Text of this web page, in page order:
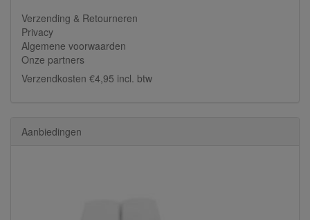
Verzending & Retourneren
Privacy
Algemene voorwaarden
Onze partners
Verzendkosten €4,95 incl. btw
Aanbiedingen